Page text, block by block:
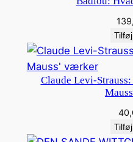
:
R
e
i
Claude Levi-